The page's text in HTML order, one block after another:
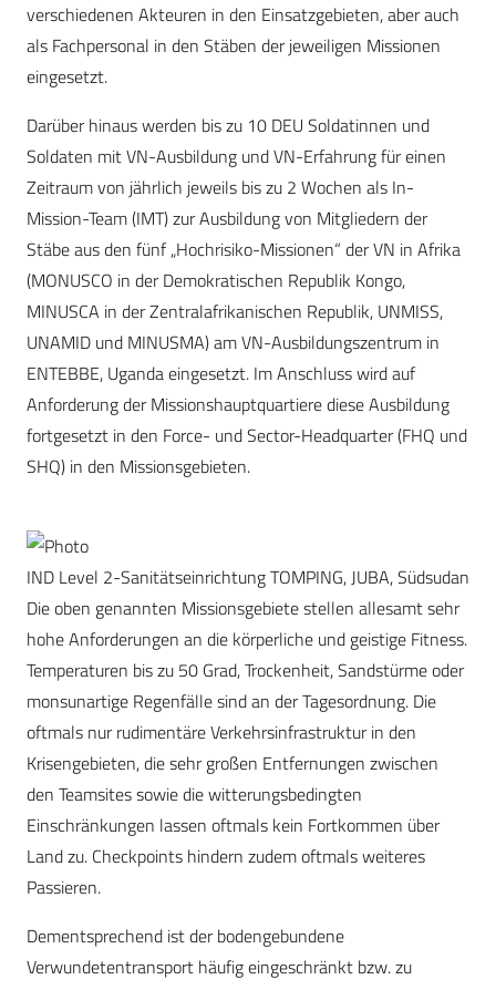
verschiedenen Akteuren in den Einsatzgebieten, aber auch
als Fachpersonal in den Stäben der jeweiligen Missionen
eingesetzt.
Darüber hinaus werden bis zu 10 DEU Soldatinnen und
Soldaten mit VN-Ausbildung und VN-Erfahrung für einen
Zeitraum von jährlich jeweils bis zu 2 Wochen als In-
Mission-Team (IMT) zur Ausbildung von Mitgliedern der
Stäbe aus den fünf „Hochrisiko-­Missionen“ der VN in Afrika
(MONUSCO in der Demokratischen Republik Kongo,
MINUSCA in der Zentralafrikanischen Republik, UNMISS,
UNAMID und MINUSMA) am VN-Ausbildungszentrum in
ENTEBBE, Uganda eingesetzt. Im Anschluss wird auf
Anforderung der Missionshauptquartiere diese Ausbildung
fortgesetzt in den Force- und Sector-Headquarter (FHQ und
SHQ) in den Missionsgebieten.
IND Level 2-Sanitätseinrichtung TOMPING, JUBA, Südsudan
Die oben genannten Missionsgebiete stellen allesamt sehr
hohe Anforderungen an die körperliche und geistige Fitness.
Temperaturen bis zu 50 Grad, Trockenheit, Sandstürme oder
monsunartige Regenfälle sind an der Tagesordnung. Die
oftmals nur rudimentäre Verkehrsinfrastruktur in den
Krisengebieten, die sehr großen Entfernungen zwischen
den Teamsites sowie die witterungsbedingten
Einschränkungen lassen oftmals kein Fortkommen über
Land zu. Checkpoints hindern zudem oftmals weiteres
Passieren.
Dementsprechend ist der bodengebundene
Verwundetentransport häufig eingeschränkt bzw. zu